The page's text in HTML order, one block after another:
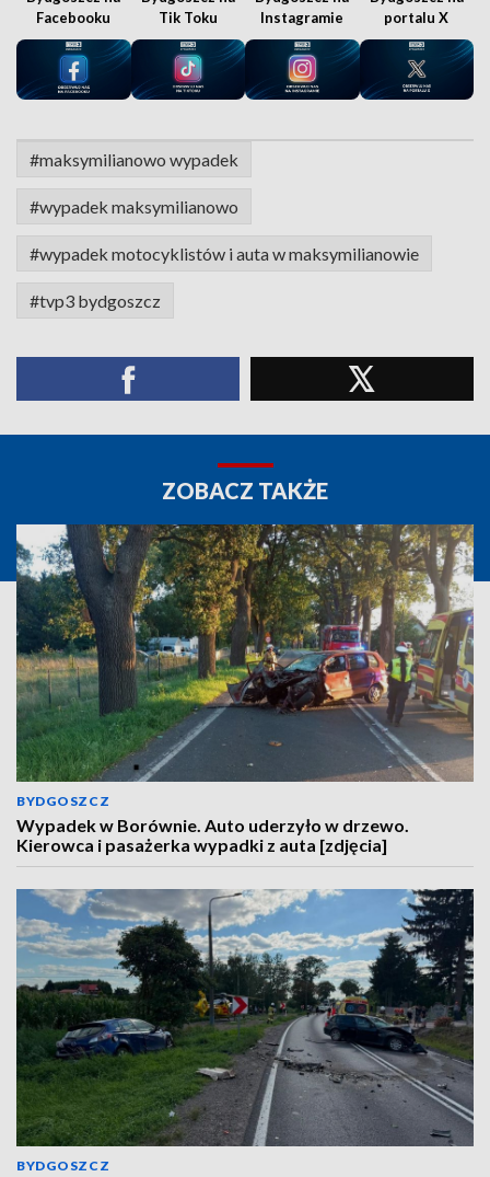
Facebooku
Tik Toku
Instagramie
portalu X
#maksymilianowo wypadek
#wypadek maksymilianowo
#wypadek motocyklistów i auta w maksymilianowie
#tvp3 bydgoszcz
ZOBACZ TAKŻE
BYDGOSZCZ
Wypadek w Borównie. Auto uderzyło w drzewo.
Kierowca i pasażerka wypadki z auta [zdjęcia]
BYDGOSZCZ